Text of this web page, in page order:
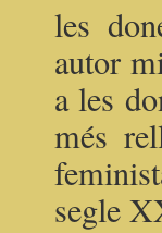
les
autor
a les
més
segle